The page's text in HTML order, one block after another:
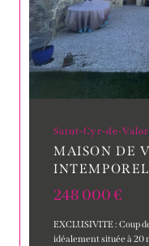
Saint-Cyr-de-
MAISON DE
INTEMPOREL
248 000 €
EXCLUSIVITE : Coup
idéalement située à 20